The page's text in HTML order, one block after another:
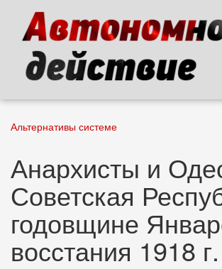
основному
содержанию
Альтернативы системе
Анархисты и
Советская
годовщине
восстания 1918 г.